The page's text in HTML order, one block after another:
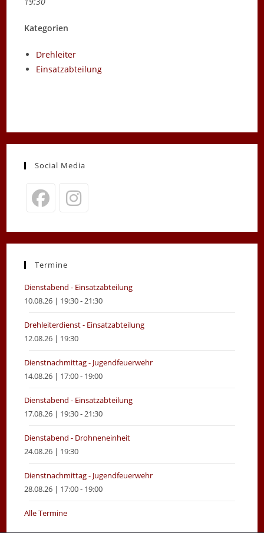
Kategorien
Drehleiter
Einsatzabteilung
Social Media
in
new
in
new
Termine
Dienstabend - Einsatzabteilung
10.08.26 | 19:30 - 21:30
Drehleiterdienst - Einsatzabteilung
12.08.26 | 19:30
Dienstnachmittag - Jugendfeuerwehr
14.08.26 | 17:00 - 19:00
Dienstabend - Einsatzabteilung
17.08.26 | 19:30 - 21:30
Dienstabend - Drohneneinheit
24.08.26 | 19:30
Dienstnachmittag - Jugendfeuerwehr
28.08.26 | 17:00 - 19:00
Alle Termine